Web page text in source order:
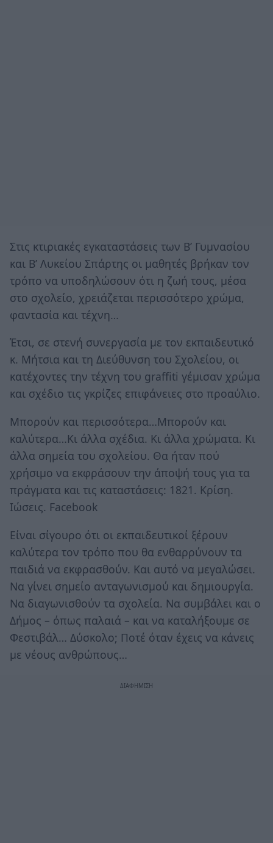
Στις κτιριακές εγκαταστάσεις των Β’ Γυμνασίου
και Β’ Λυκείου Σπάρτης οι μαθητές βρήκαν τον
τρόπο να υποδηλώσουν ότι η ζωή τους, μέσα
στο σχολείο, χρειάζεται περισσότερο χρώμα,
φαντασία και τέχνη…
Έτσι, σε στενή συνεργασία με τον εκπαιδευτικό
κ. Μήτσια και τη Διεύθυνση του Σχολείου, οι
κατέχοντες την τέχνη του graffiti γέμισαν χρώμα
και σχέδιο τις γκρίζες επιφάνειες στο προαύλιο.
Μπορούν και περισσότερα…Μπορούν και
καλύτερα…Κι άλλα σχέδια. Κι άλλα χρώματα. Κι
άλλα σημεία του σχολείου. Θα ήταν πού
χρήσιμο να εκφράσουν την άποψή τους για τα
πράγματα και τις καταστάσεις: 1821. Κρίση.
Ιώσεις. Facebook
Είναι σίγουρο ότι οι εκπαιδευτικοί ξέρουν
καλύτερα τον τρόπο που θα ενθαρρύνουν τα
παιδιά να εκφρασθούν. Και αυτό να μεγαλώσει.
Να γίνει σημείο ανταγωνισμού και δημιουργία.
Να διαγωνισθούν τα σχολεία. Να συμβάλει και ο
Δήμος – όπως παλαιά – και να καταλήξουμε σε
Φεστιβάλ… Δύσκολο; Ποτέ όταν έχεις να κάνεις
με νέους ανθρώπους…